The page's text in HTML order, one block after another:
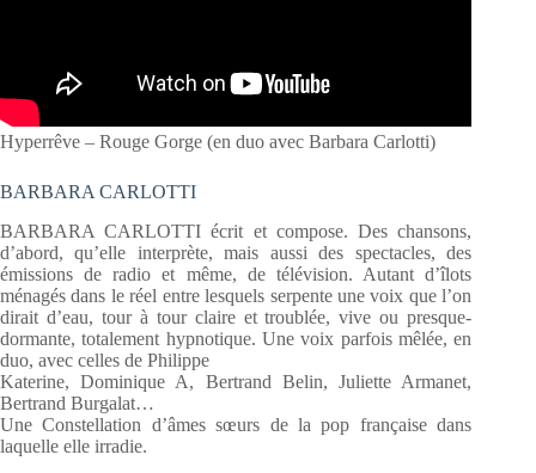
Hyperrêve – Rouge Gorge (en duo avec Barbara Carlotti)
BARBARA CARLOTTI
BARBARA CARLOTTI écrit et compose. Des chansons,
d’abord, qu’elle interprète, mais aussi des spectacles, des
émissions de radio et même, de télévision. Autant d’îlots
ménagés dans le réel entre lesquels serpente une voix que l’on
dirait d’eau, tour à tour claire et troublée, vive ou presque-
dormante, totalement hypnotique. Une voix parfois mêlée, en
duo, avec celles de Philippe
Katerine, Dominique A, Bertrand Belin, Juliette Armanet,
Bertrand Burgalat…
Une Constellation d’âmes sœurs de la pop française dans
laquelle elle irradie.